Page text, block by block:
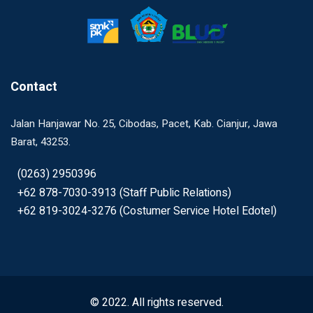
Contact
Jalan Hanjawar No. 25, Cibodas, Pacet, Kab. Cianjur, Jawa
Barat, 43253.
(0263) 2950396
+62 878-7030-3913 (Staff Public Relations)
+62 819-3024-3276 (Costumer Service Hotel Edotel)
© 2022. All rights reserved.